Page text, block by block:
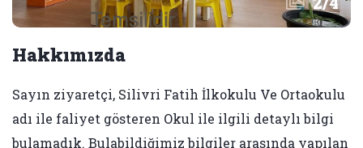
Hakkımızda
Sayın ziyaretçi, Silivri Fatih İlkokulu Ve Ortaokulu
adı ile faliyet gösteren Okul ile ilgili detaylı bilgi
bulamadık. Bulabildiğimiz bilgiler arasında yapılan